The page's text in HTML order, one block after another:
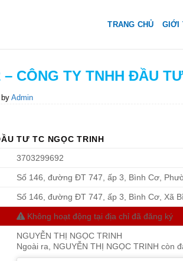
TRANG CHỦ GIỚI
– CÔNG TY TNHH ĐẦU
by Admin
TƯ TC NGỌC TRINH
3703299692
Số 146, đường ĐT 747, ấp 3, Bình Cơ,
Số 146, đường ĐT 747, ấp 3, Bình Cơ, Xã
Không hoạt động tại địa chỉ đã đăng ký
NGUYỄN THỊ NGỌC TRINH
Ngoài ra, NGUYỄN THỊ NGỌC TRINH còn